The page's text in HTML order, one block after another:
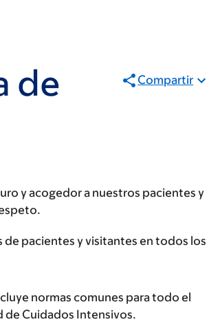
de
Compartir
y acogedor a nuestros pacientes y
pacientes y visitantes en todos los
normas comunes para todo el
de Cuidados Intensivos.